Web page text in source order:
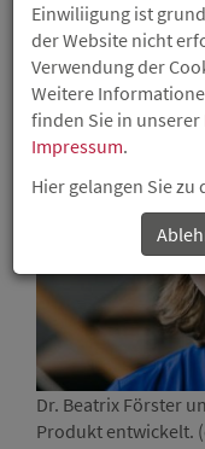
überträgt
Dr. Beatrix Förster
Produkt entwickelt.
Einwiliigung ist
der Website nicht
Verwendung der
Weitere
finden Sie in unserer
Impressum.
Hier gelangen Sie zu